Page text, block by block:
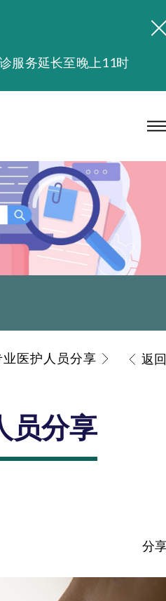
服务延长至晚上11时
体检服务获客户正面评价
业医护人员分享
返回
员分享
分